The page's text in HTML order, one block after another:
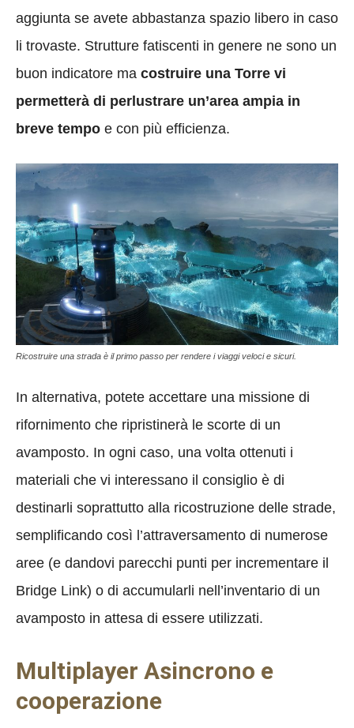
aggiunta se avete abbastanza spazio libero in caso
li trovaste. Strutture fatiscenti in genere ne sono un
buon indicatore ma costruire una Torre vi
permetterà di perlustrare un’area ampia in
breve tempo e con più efficienza.
Ricostruire una strada è il primo passo per rendere i viaggi veloci e sicuri.
In alternativa, potete accettare una missione di
rifornimento che ripristinerà le scorte di un
avamposto. In ogni caso, una volta ottenuti i
materiali che vi interessano il consiglio è di
destinarli soprattutto alla ricostruzione delle strade,
semplificando così l’attraversamento di numerose
aree (e dandovi parecchi punti per incrementare il
Bridge Link) o di accumularli nell’inventario di un
avamposto in attesa di essere utilizzati.
Multiplayer Asincrono e
cooperazione